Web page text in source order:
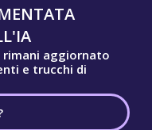
aggiornato
e trucchi di